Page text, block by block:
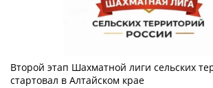
Второй этап Шахматной лиги сельских
стартовал в Алтайском крае